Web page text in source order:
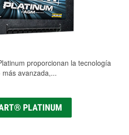
proporcionan la tecnología
avanzada,...
PLATINUM